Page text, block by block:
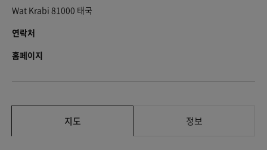
Wat Krabi 81000 태국
연락처
홈페이지
지도 정보